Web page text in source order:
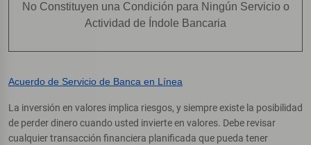
No Constituyen una Condición para Ningún Servicio o
Actividad de Índole Bancaria
Acuerdo de Servicio de Banca en Línea
La inversión en valores implica riesgos, y siempre existe la posibilidad
de perder dinero cuando usted invierte en valores. Debe revisar
cualquier transacción financiera planificada que pueda tener